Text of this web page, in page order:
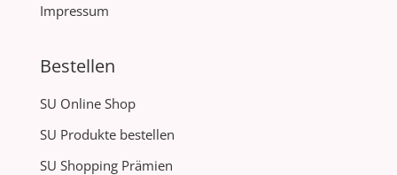
Impressum
Bestellen
SU Online Shop
SU Produkte bestellen
SU Shopping Prämien